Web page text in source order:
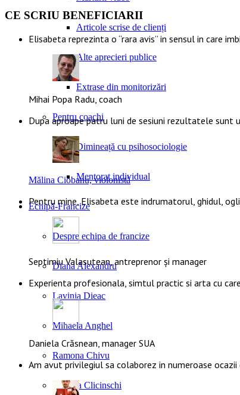
Articole scrise de clienți
Alte aprecieri publice
Extrase din monitorizări
Pentru coachi
Dimineață cu psihosociologie
Mentorat individual
Echipă-Francize
Despre echipa de francize
Diana Alexandru
Lavinia Dieac
Mihaela Anghel
Ramona Chivu
Claudia Clicinschi
CE SCRIU BENEFICIARII
Elisabeta reprezinta o “rara avis” in sensul in care
Mihai Popa Radu, coach
Dupa aproape patru luni de sesiuni rezultatele
Mălina Ciobanu, violonistă
Pentru mine, Elisabeta este indrumatorul, ghidul,
Septimiu Valasutean, antreprenor și manager
Experienta profesionala, simtul practic si arta cu
Daniela Crăsnean, manager SUA
Am avut privilegiul sa colaborez in numeroase